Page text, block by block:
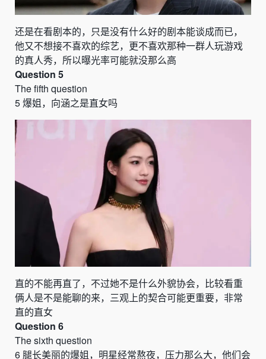
还是在看剧本的，只是没有什么好的剧本能谈成而已，
他又不想接不喜欢的综艺，更不喜欢那种一群人玩游戏
的真人秀，所以曝光率可能就没那么高
Question 5
The fifth question
5爆姐，向涵之是直女吗
直的不能再直了，不过她不是什么外貌协会，比较看重
俩人是不是能聊的来，三观上的契合可能更重要，非常
直的直女
Question 6
The sixth question
6 腿长美丽的爆姐， 明星经常熬夜， 压力那么大， 他们会